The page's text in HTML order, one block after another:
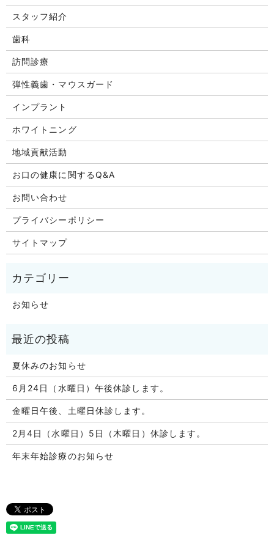
スタッフ紹介
歯科
訪問診療
弾性義歯・マウスガード
インプラント
ホワイトニング
地域貢献活動
お口の健康に関するQ&A
お問い合わせ
プライバシーポリシー
サイトマップ
お知らせ
夏休みのお知らせ
6月24日（水曜日）午後休診します。
金曜日午後、土曜日休診します。
2月4日（水曜日）5日（木曜日）休診します。
年末年始診療のお知らせ